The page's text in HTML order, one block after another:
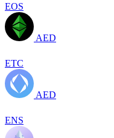
EOS
AED
ETC
AED
ENS